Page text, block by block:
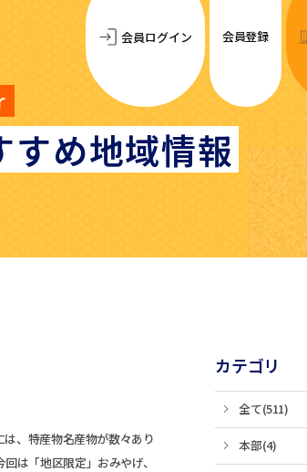
すめ地域情報
会員ログイン 会員登録
、特産物名産物が数々あり
は「地区限定」おみやげ、
カテゴリ
全て(511)
本部(4)